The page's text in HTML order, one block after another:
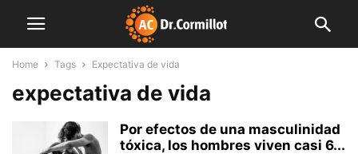
Home Tags Expectativa de vida
expectativa de vida
Por efectos de una masculinidad
tóxica, los hombres viven casi 6...